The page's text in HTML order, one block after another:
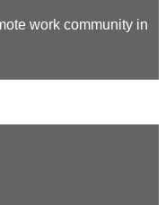
work community in